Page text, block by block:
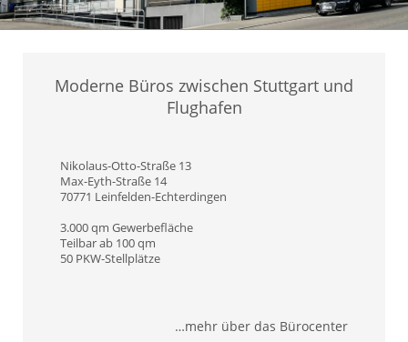
Moderne Büros zwischen Stuttgart und
Flughafen
Nikolaus-Otto-Straße 13
Max-Eyth-Straße 14
70771 Leinfelden-Echterdingen
3.000 qm Gewerbefläche
Teilbar ab 100 qm
50 PKW-Stellplätze
…mehr über das Bürocenter